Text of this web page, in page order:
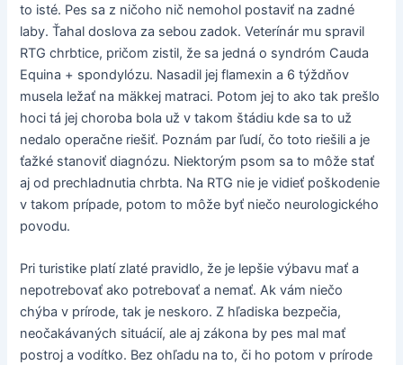
to isté. Pes sa z ničoho nič nemohol postaviť na zadné
laby. Ťahal doslova za sebou zadok. Veterínár mu spravil
RTG chrbtice, pričom zistil, že sa jedná o syndróm Cauda
Equina + spondylózu. Nasadil jej flamexin a 6 týždňov
musela ležať na mäkkej matraci. Potom jej to ako tak prešlo
hoci tá jej choroba bola už v takom štádiu kde sa to už
nedalo operačne riešiť. Poznám par ľudí, čo toto riešili a je
ťažké stanoviť diagnózu. Niektorým psom sa to môže stať
aj od prechladnutia chrbta. Na RTG nie je vidieť poškodenie
v takom prípade, potom to môže byť niečo neurologického
povodu.
Pri turistike platí zlaté pravidlo, že je lepšie výbavu mať a
nepotrebovať ako potrebovať a nemať. Ak vám niečo
chýba v prírode, tak je neskoro. Z hľadiska bezpečia,
neočakávaných situácií, ale aj zákona by pes mal mať
postroj a vodítko. Bez ohľadu na to, či ho potom v prírode